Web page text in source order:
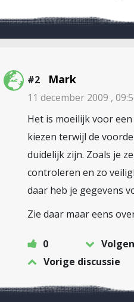
#2 Mark
11 december 2009 ,
Het is moeilijk voor
kiezen terwijl de
duidelijk zijn. Zoals je
controleren en zo
daar heb je gegevens
Zie daar maar eens
0
Vorige discussie